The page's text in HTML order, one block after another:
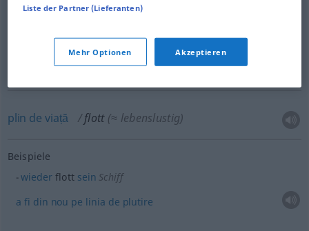
flott(≈ schick) UMG
vesel flott(≈ attraktiv)
plin de viață flott (≈ lebenslustig)
Beispiele
wiederflott sein Schiff
a fi din nou pe linia de plutire
Liste der Partner (Lieferanten)
Mehr Optionen Akzeptieren